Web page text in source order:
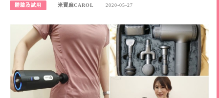
體驗及試用 米寶麻CAROL 2020-05-27